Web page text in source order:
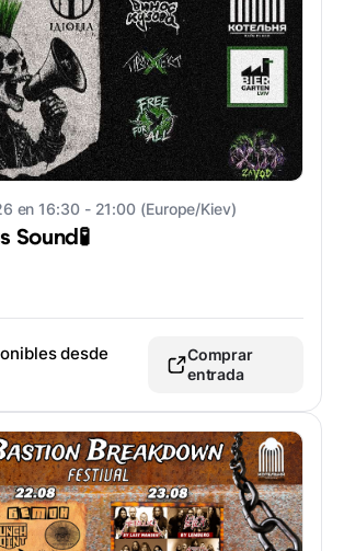
en 16:30 - 21:00 (Europe/Kiev)
Sound🧪
desde
Comprar
entrada